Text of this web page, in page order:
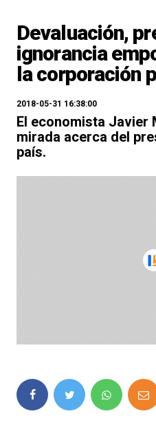
Devaluación,
ignorancia
la corporación
2018-05-31 16:38:00
El economista Javier
mirada acerca del
país.